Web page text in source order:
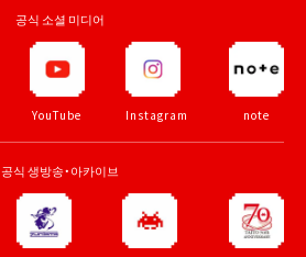
공식 소셜 미디어
YouTube Instagram note
공식 생방송・아카이브